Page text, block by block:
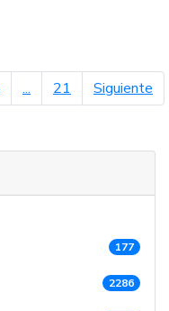
... 21 Siguiente
177
2286